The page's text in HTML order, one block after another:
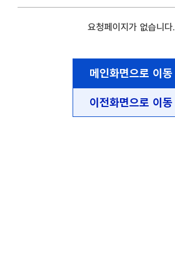
요청페이지가 없습니다.
메인화면으로 이동
이전화면으로 이동